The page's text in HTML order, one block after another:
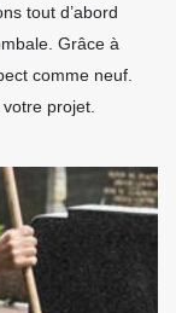
tout d’abord
Grâce à
comme neuf.
projet.